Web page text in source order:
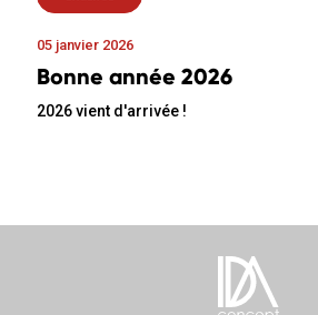
05 janvier 2026
Bonne année 2026
2026 vient d'arrivée !